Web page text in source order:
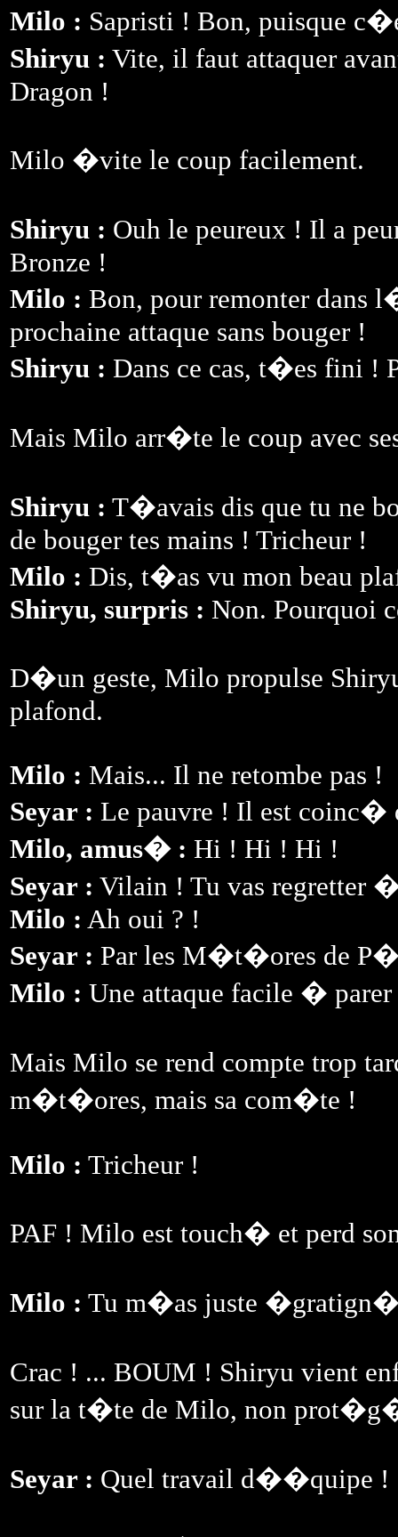
Milo : Sapristi ! Bon, puisque
Shiryu : Vite, il faut attaquer
Dragon !
Milo �vite le coup facilement.
Shiryu : Ouh le peureux ! Il a
Bronze !
Milo : Bon, pour remonter dans
prochaine attaque sans bouger !
Shiryu : Dans ce cas, t�es fini !
Mais Milo arr�te le coup avec
Shiryu : T�avais dis que tu ne
de bouger tes mains ! Tricheur !
Milo : Dis, t�as vu mon beau
Shiryu, surpris : Non. Pourquoi
D�un geste, Milo propulse
plafond.
Milo : Mais... Il ne retombe pas !
Seyar : Le pauvre ! Il est coinc�
Milo, amus� : Hi ! Hi ! Hi !
Seyar : Vilain ! Tu vas regretter
Milo : Ah oui ? !
Seyar : Par les M�t�ores de
Milo : Une attaque facile �
Mais Milo se rend compte trop
m�t�ores, mais sa com�te !
Milo : Tricheur !
PAF ! Milo est touch� et perd
Milo : Tu m�as juste
Crac ! ... BOUM ! Shiryu vient
sur la t�te de Milo, non
Seyar : Quel travail d��quipe !